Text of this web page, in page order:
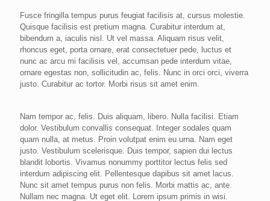
Fusce fringilla tempus purus feugiat facilisis at, cursus molestie.
Quisque facilisis est pretium magna. Curabitur interdum at,
bibendum a, iaculis nisl. Ut vel massa. Aliquam risus velit,
rhoncus eget, porta ornare, erat consectetuer pede, luctus et
nunc ac arcu mi facilisis vel, accumsan pede interdum vitae,
ornare egestas non, sollicitudin ac, felis. Nunc in orci orci, viverra
justo. Curabitur ac tortor. Morbi risus sit amet enim.
Nam tempor ac, felis. Duis aliquam, libero. Nulla facilisi. Etiam
dolor. Vestibulum convallis consequat. Integer sodales quam
quam nulla, at metus. Proin volutpat enim eu urna. Nam eget
justo. Vestibulum scelerisque. Duis tempor, sapien dui lectus
blandit lobortis. Vivamus nonummy porttitor lectus felis sed
interdum adipiscing elit. Pellentesque dapibus sit amet lacus.
Nunc sit amet tempus purus non felis. Morbi mattis ac, ante.
Nullam nec magna. Ut eget elit. Lorem ipsum primis in wisi.